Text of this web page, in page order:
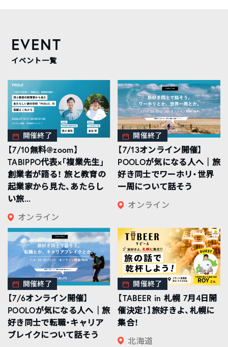
EVENT
イベント一覧
開催終了
【7/10無料@zoom】
TABIPPO代表×「複業先生」
創業者が語る！ 旅と教育の
起業家から見た、あたらし
い旅...
オンライン
開催終了
【7/13オンライン開催】
POOLOが気になる人へ｜旅
好き同士でワーホリ・世界
一周について話そう
オンライン
開催終了
【7/6オンライン開催】
POOLOが気になる人へ｜旅
好き同士で転職・キャリア
ブレイクについて話そう
開催終了
【TABEER in 札幌 7月4日開
催決定！】旅好きよ、札幌に
集合！
北海道